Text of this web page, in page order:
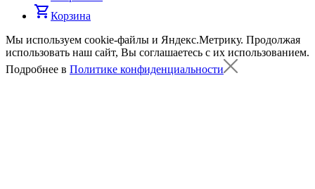
shopping_cartКорзина
Мы используем cookie-файлы и Яндекс.Метрику. Продолжая
использовать наш сайт, Вы соглашаетесь с их использованием.
Подробнее в Политике конфиденциальности